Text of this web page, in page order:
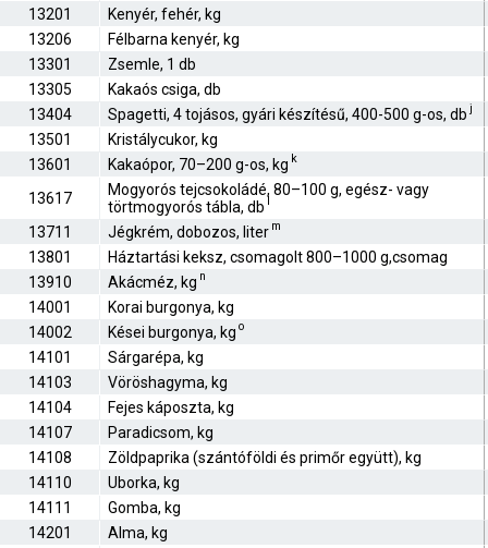
13201
Kenyér, fehér, kg
13206
Félbarna kenyér, kg
13301
Zsemle, 1 db
13305
Kakaós csiga, db
13404
Spagetti, 4 tojásos, gyári készítésű, 400-500 g-os, db j
13501
Kristálycukor, kg
13601
Kakaópor, 70–200 g-os, kg k
13617
Mogyorós tejcsokoládé, 80–100 g, egész- vagy
törtmogyorós tábla, db l
13711 Jégkrém, dobozos, liter m
13801
Háztartási keksz, csomagolt 800–1000 g,csomag
13910
Akácméz, kg n
14001
Korai burgonya, kg
14002
Kései burgonya, kg o
14101
Sárgarépa, kg
14103
Vöröshagyma, kg
14104
Fejes káposzta, kg
14107
Paradicsom, kg
14108
Zöldpaprika (szántóföldi és primőr együtt), kg
14110
Uborka, kg
14111
Gomba, kg
14201
Alma, kg